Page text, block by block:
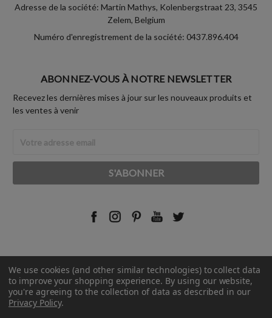
Adresse de la société: Martin Mathys, Kolenbergstraat 23, 3545
Zelem, Belgium
Numéro d'enregistrement de la société: 0437.896.404
ABONNEZ-VOUS À NOTRE NEWSLETTER
Recevez les dernières mises à jour sur les nouveaux produits et
les ventes à venir
Email
© 2026 Rust-Oleum France.
We use cookies (and other similar technologies) to collect data
to improve your shopping experience. By using our website,
you're agreeing to the collection of data as described in our
Privacy Policy.